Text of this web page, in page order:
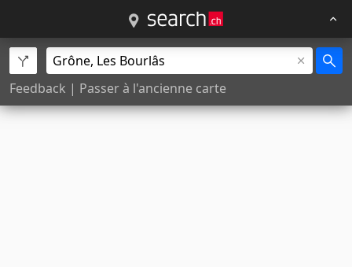
Feedback | Passer à l'ancienne carte